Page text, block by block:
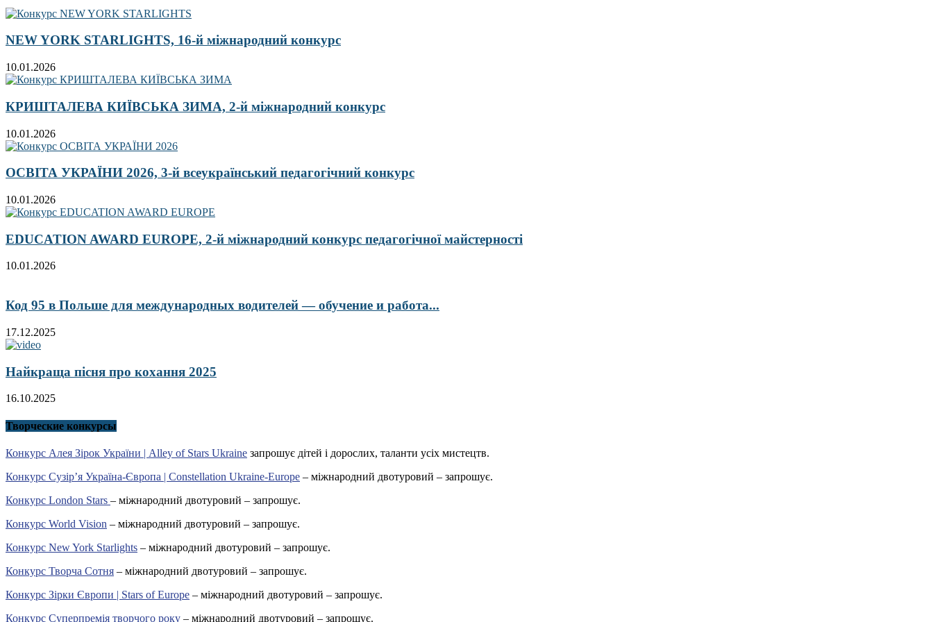
NEW YORK STARLIGHTS, 16-й міжнародний конкурс
10.01.2026
КРИШТАЛЕВА КИЇВСЬКА ЗИМА, 2-й міжнародний конкурс
10.01.2026
ОСВІТА УКРАЇНИ 2026, 3-й всеукраїнський педагогічний конкурс
10.01.2026
EDUCATION AWARD EUROPE, 2-й міжнародний конкурс педагогічної майстерності
10.01.2026
Код 95 в Польше для международных водителей — обучение и работа...
17.12.2025
Найкраща пісня про кохання 2025
16.10.2025
Творческие конкурсы
Конкурс Алея Зірок України | Alley of Stars Ukraine запрошує дітей і дорослих, таланти усіх мистецтв.
Конкурс Сузір’я Україна-Європа | Constellation Ukraine-Europe – міжнародний двотуровий – запрошує.
Конкурс London Stars – міжнародний двотуровий – запрошує.
Конкурс World Vision – міжнародний двотуровий – запрошує.
Конкурс New York Starlights – міжнародний двотуровий – запрошує.
Конкурс Творча Сотня – міжнародний двотуровий – запрошує.
Конкурс Зірки Європи | Stars of Europe – міжнародний двотуровий – запрошує.
Конкурс Суперпремія творчого року – міжнародний двотуровий – запрошує.